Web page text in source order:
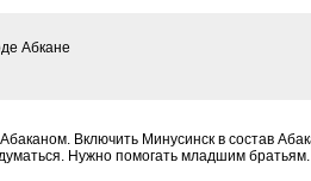
Абкане
Включить Минусинск в состав
Нужно помогать младшим братьям.